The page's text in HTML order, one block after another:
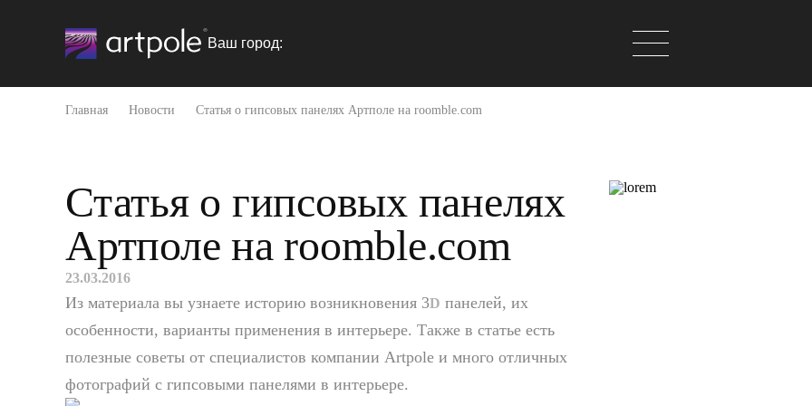
Ваш город:
Главная Новости Статья о гипсовых панелях Артполе на roomble.com
Статья о гипсовых панелях
Артполе на roomble.com
23.03.2016
Из материала вы узнаете историю возникновения 3D панелей, их
особенности, варианты применения в интерьере. Также в статье есть
полезные советы от специалистов компании Artpole и много отличных
фотографий с гипсовыми панелями в интерьере.